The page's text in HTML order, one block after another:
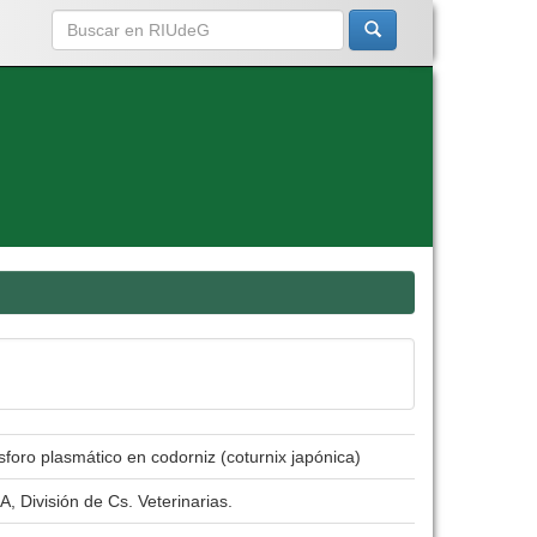
plasmático en codorniz (coturnix japónica)
División de Cs. Veterinarias.